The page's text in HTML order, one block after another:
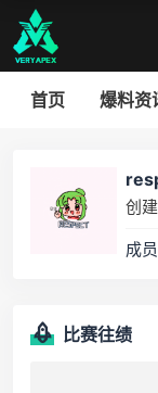
首页 爆料资
创
成员
比赛往绩